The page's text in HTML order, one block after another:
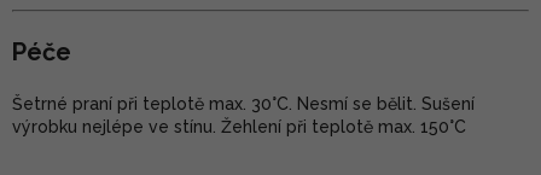
Péče
Šetrné praní při teplotě max. 30°C. Nesmí se bělit. Sušení
výrobku nejlépe ve stínu. Žehlení při teplotě max. 150°C